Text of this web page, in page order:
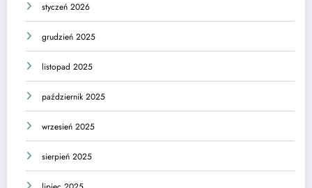
styczeń 2026
grudzień 2025
listopad 2025
październik 2025
wrzesień 2025
sierpień 2025